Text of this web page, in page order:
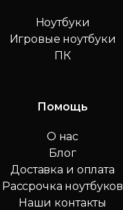
Ноутбуки
Игровые ноутбуки
ПК
Помощь
О нас
Блог
Доставка и оплата
Рассрочка ноутбуков
Наши контакты